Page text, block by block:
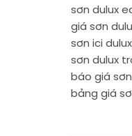
sơn dulux
giá sơn
sơn ici
sơn dulux
báo giá
bảng giá